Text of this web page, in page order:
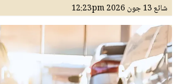
شائع13 جون 2026 12:23pm